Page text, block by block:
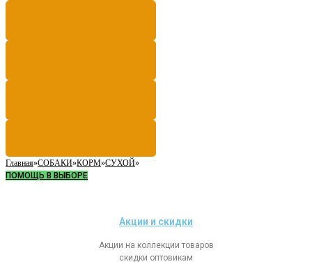
Главная»СОБАКИ»КОРМ»СУХОЙ»
ПОМОЩЬ В ВЫБОРЕ
Акции и скидки
Акции на коллекции товаров
скидки оптовикам